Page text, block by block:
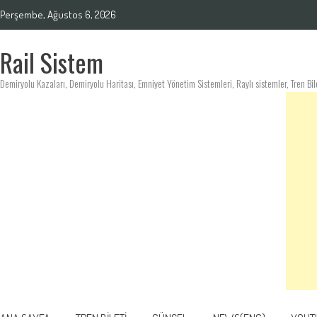
to
Perşembe, Ağustos 6, 2026
Rail Sistem
Demiryolu Kazaları, Demiryolu Haritası, Emniyet Yönetim Sistemleri, Raylı sistemler, Tren